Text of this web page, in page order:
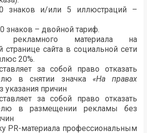
знаков и/или 5 иллюстраций –
знаков – двойной тариф.
рекламного материала на
странице сайта в социальной сети
20%.
за собой право отказать
в снятии значка «На правах
указания причин
за собой право отказать
в размещении рекламы без
PR-материала профессиональным